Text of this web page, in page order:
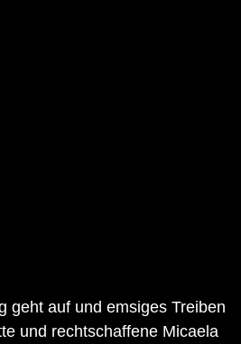
geht auf und emsiges Treiben
und rechtschaffene Micaela